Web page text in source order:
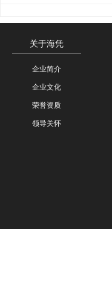
高频肛肠手术治疗仪
关于海凭
企业简介
企业文化
荣誉资质
领导关怀